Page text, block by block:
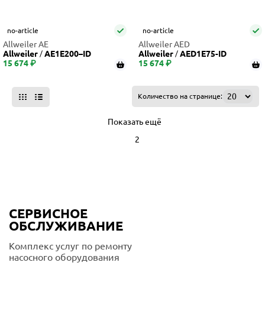
no-article
Allweiler AE
Allweiler
AE1E200–ID
15 674 ₽
no-article
Allweiler AED
Allweiler
AED1E75-ID
15 674 ₽
Показать ещё
2
Количество на странице:
СЕРВИСНОЕ
ОБСЛУЖИВАНИЕ
Комплекс услуг по ремонту
насосного оборудования